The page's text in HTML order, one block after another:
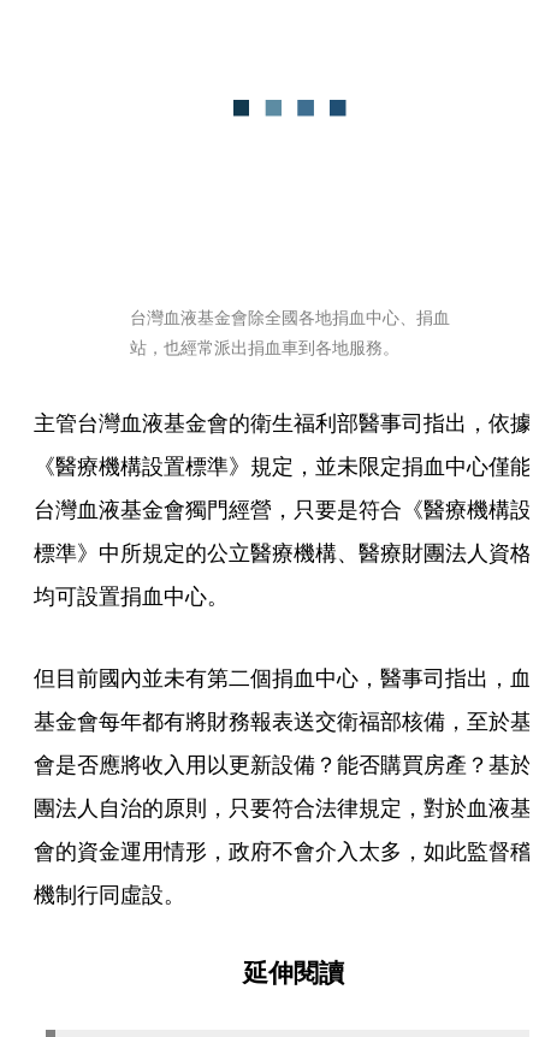
台灣血液基金會除全國各地捐血中心、捐血
站，也經常派出捐血車到各地服務。
主管台灣血液基金會的衛生福利部醫事司指出，依據
《醫療機構設置標準》規定，並未限定捐血中心僅能
台灣血液基金會獨門經營，只要是符合《醫療機構設
標準》中所規定的公立醫療機構、醫療財團法人資格
均可設置捐血中心。
但目前國內並未有第二個捐血中心，醫事司指出，血
基金會每年都有將財務報表送交衛福部核備，至於基
會是否應將收入用以更新設備？能否購買房產？基於
團法人自治的原則，只要符合法律規定，對於血液基
會的資金運用情形，政府不會介入太多，如此監督稽
機制行同虛設。
延伸閱讀